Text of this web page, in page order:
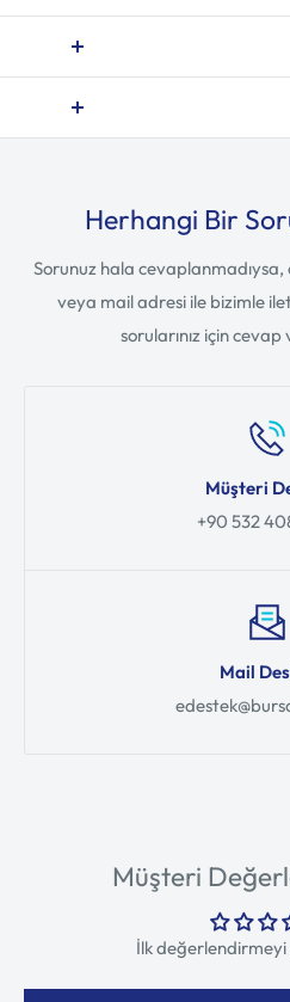
Herhangi Bir
Sorunuz hala
veya mail adresi ile bizimle
sorularınız için cevap
Müşteri
+90 532
Mail
Müşteri
İlk değerlendirmeyi